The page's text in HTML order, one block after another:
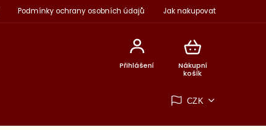
Podmínky ochrany osobních údajů Jak nakupovat
Nákupní
košík
Přihlášení
CZK